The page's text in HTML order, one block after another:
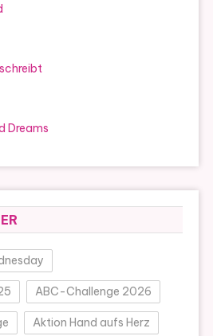
Dreams
ABC-Challenge 2026
Aktion Hand aufs Herz